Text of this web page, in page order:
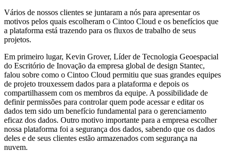
Vários de nossos clientes se juntaram a nós para apresentar os
motivos pelos quais escolheram o Cintoo Cloud e os benefícios que
a plataforma está trazendo para os fluxos de trabalho de seus
projetos.
Em primeiro lugar, Kevin Grover, Líder de Tecnologia Geoespacial
do Escritório de Inovação da empresa global de design Stantec,
falou sobre como o Cintoo Cloud permitiu que suas grandes equipes
de projeto trouxessem dados para a plataforma e depois os
compartilhassem com os membros da equipe. A possibilidade de
definir permissões para controlar quem pode acessar e editar os
dados tem sido um benefício fundamental para o gerenciamento
eficaz dos dados. Outro motivo importante para a empresa escolher
nossa plataforma foi a segurança dos dados, sabendo que os dados
deles e de seus clientes estão armazenados com segurança na
nuvem.